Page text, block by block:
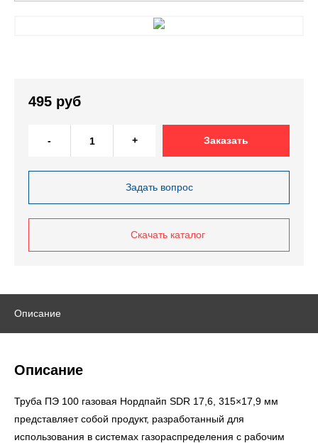
495 руб
- + Заказать
Задать вопрос
Скачать каталог
Описание
Описание
Труба ПЭ 100 газовая Нордпайп SDR 17,6, 315×17,9 мм
представляет собой продукт, разработанный для
использования в системах газораспределения с рабочим